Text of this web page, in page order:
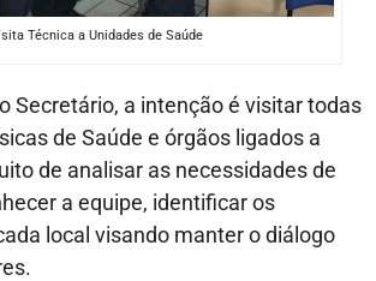
Técnica a Unidades de Saúde
Secretário, a intenção é visitar todas
de Saúde e órgãos ligados a
de analisar as necessidades de
a equipe, identificar os
local visando manter o diálogo